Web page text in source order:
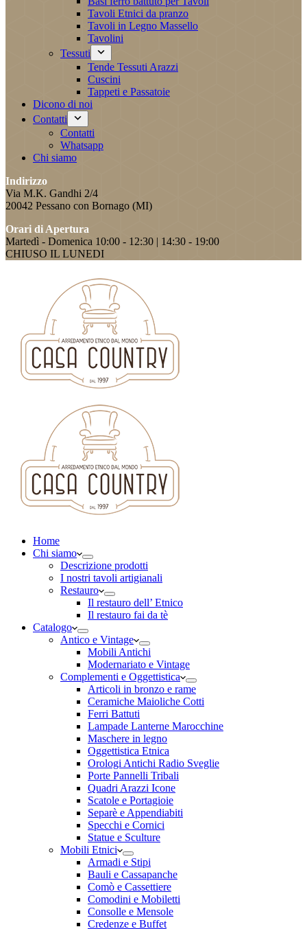
Tavoli Etnici da pranzo
Tavoli in Legno Massello
Tavolini
Tessuti
Tende Tessuti Arazzi
Cuscini
Tappeti e Passatoie
Dicono di noi
Contatti
Contatti
Whatsapp
Chi siamo
Indirizzo
Via M.K. Gandhi 2/4
20042 Pessano con Bornago (MI)
Orari di Apertura
Martedì - Domenica 10:00 - 12:30 | 14:30 - 19:00
CHIUSO IL LUNEDI
Home
Chi siamo
Descrizione prodotti
I nostri tavoli artigianali
Restauro
Il restauro dell’ Etnico
Il restauro fai da tè
Catalogo
Antico e Vintage
Mobili Antichi
Modernariato e Vintage
Complementi e Oggettistica
Articoli in bronzo e rame
Ceramiche Maioliche Cotti
Ferri Battuti
Lampade Lanterne Marocchine
Maschere in legno
Oggettistica Etnica
Orologi Antichi Radio Sveglie
Porte Pannelli Tribali
Quadri Arazzi Icone
Scatole e Portagioie
Separè e Appendiabiti
Specchi e Cornici
Statue e Sculture
Mobili Etnici
Armadi e Stipi
Bauli e Cassapanche
Comò e Cassettiere
Comodini e Mobiletti
Consolle e Mensole
Credenze e Buffet